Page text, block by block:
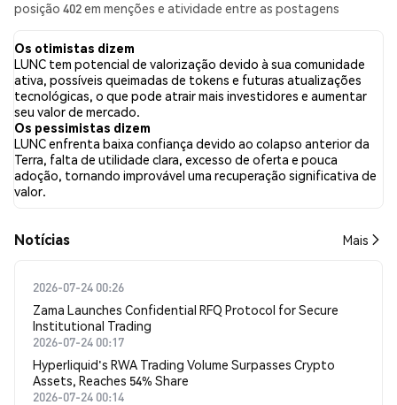
posição 402 em menções e atividade entre as postagens
LUNC em todas as redes sociais foi Altista. Por fim, foram
publicados 0 artigos de notícias sobre LUNC. No Twitter, 37.10%
dos tweets apresentaram um sentimento otimista em
comparação com 7.24% dos tweets com sentimento pessimista
sobre LUNC. 55.65% dos tweets foram neutros em relação a
LUNC. Esses sentimentos são baseados em 566 tweets.
Os otimistas dizem
LUNC tem potencial de valorização devido à sua comunidade
ativa, possíveis queimadas de tokens e futuras atualizações
tecnológicas, o que pode atrair mais investidores e aumentar
seu valor de mercado.
Os pessimistas dizem
LUNC enfrenta baixa confiança devido ao colapso anterior da
Terra, falta de utilidade clara, excesso de oferta e pouca
adoção, tornando improvável uma recuperação significativa de
valor.
​​Notícias​​ Mais
2026-07-24 00:26
Zama Launches Confidential RFQ Protocol for Secure
Institutional Trading
2026-07-24 00:17
Hyperliquid's RWA Trading Volume Surpasses Crypto
Assets, Reaches 54% Share
2026-07-24 00:14